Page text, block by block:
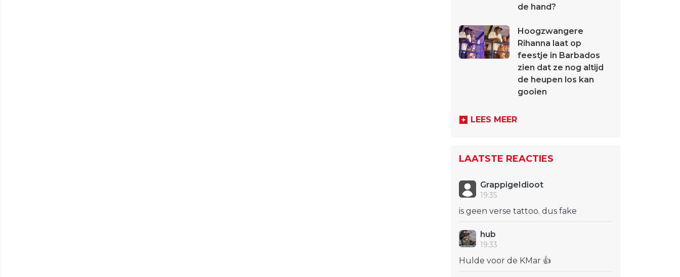
de hand?
Hoogzwangere
Rihanna laat op
feestje in Barbados
zien dat ze nog altijd
de heupen los kan
gooien
LEES MEER
LAATSTE REACTIES
GrappigeIdioot
19:35
is geen verse tattoo. dus fake
hub
19:33
Hulde voor de KMar 👍